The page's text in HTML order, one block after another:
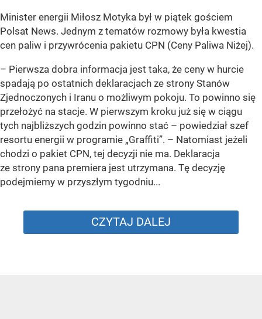
Minister energii Miłosz Motyka był w piątek gościem
Polsat News. Jednym z tematów rozmowy była kwestia
cen paliw i przywrócenia pakietu CPN (Ceny Paliwa Niżej).
– Pierwsza dobra informacja jest taka, że ceny w hurcie
spadają po ostatnich deklaracjach ze strony Stanów
Zjednoczonych i Iranu o możliwym pokoju. To powinno się
przełożyć na stacje. W pierwszym kroku już się w ciągu
tych najbliższych godzin powinno stać – powiedział szef
resortu energii w programie „Graffiti”. – Natomiast jeżeli
chodzi o pakiet CPN, tej decyzji nie ma. Deklaracja
ze strony pana premiera jest utrzymana. Tę decyzję
podejmiemy w przyszłym tygodniu...
CZYTAJ DALEJ